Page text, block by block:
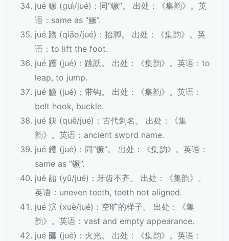
jué 鳜 (guì/jué)：同“鳜”。 出处：《集韵》。英
语：same as “鳜”.
jué 蹻 (qiāo/jué)：抬脚。 出处：《集韵》。英
语：to lift the foot.
jué 躩 (jué)：跳跃。 出处：《集韵》。英语：to
leap, to jump.
jué 觼 (jué)：带钩。 出处：《集韵》。英语：
belt hook, buckle.
jué 鈌 (quē/jué)：古代剑名。 出处：《集
韵》。英语：ancient sword name.
jué 钁 (jué)：同“镢”。 出处：《集韵》。英语：
same as “镢”.
jué 龉 (yǔ/jué)：牙齿不齐。 出处：《集韵》。
英语：uneven teeth, teeth not aligned.
jué 泬 (xuè/jué)：空旷的样子。 出处：《集
韵》。英语：vast and empty appearance.
jué 爴 (jué)：火光。 出处：《集韵》。英语：